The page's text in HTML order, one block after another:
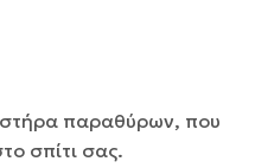
παραθύρων, που
σπίτι σας.